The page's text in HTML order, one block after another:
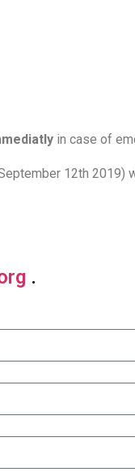
in case of
12th 2019)
.